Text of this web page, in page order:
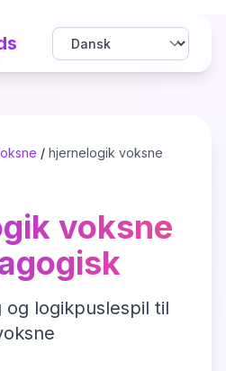
/ hjernelogik voksne
voksne
logikpuslespil til